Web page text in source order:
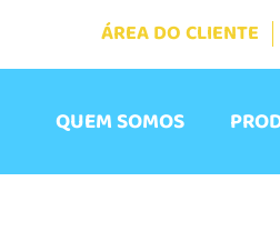
ÁREA DO CLIENTE
QUEM SOMOS